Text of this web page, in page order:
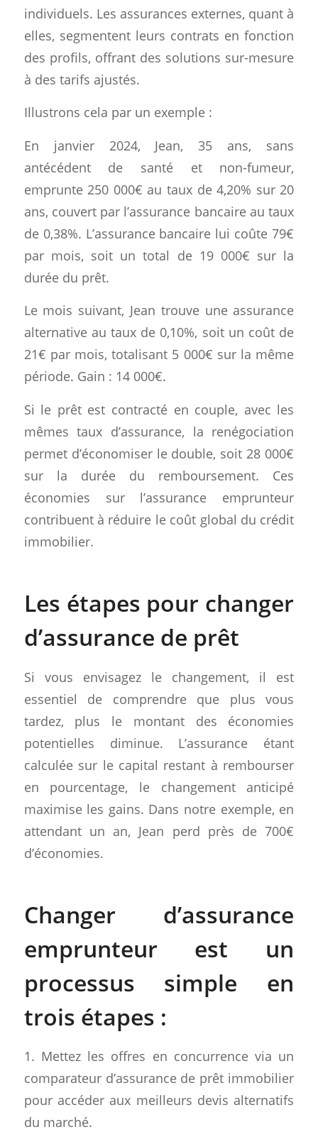
individuels. Les assurances externes, quant à
elles, segmentent leurs contrats en fonction
des profils, offrant des solutions sur-mesure
à des tarifs ajustés.
Illustrons cela par un exemple :
En janvier 2024, Jean, 35 ans, sans
antécédent de santé et non-fumeur,
emprunte 250 000€ au taux de 4,20% sur 20
ans, couvert par l’assurance bancaire au taux
de 0,38%. L’assurance bancaire lui coûte 79€
par mois, soit un total de 19 000€ sur la
durée du prêt.
Le mois suivant, Jean trouve une assurance
alternative au taux de 0,10%, soit un coût de
21€ par mois, totalisant 5 000€ sur la même
période. Gain : 14 000€.
Si le prêt est contracté en couple, avec les
mêmes taux d’assurance, la renégociation
permet d’économiser le double, soit 28 000€
sur la durée du remboursement. Ces
économies sur l’assurance emprunteur
contribuent à réduire le coût global du crédit
immobilier.
Les étapes pour changer
d’assurance de prêt
Si vous envisagez le changement, il est
essentiel de comprendre que plus vous
tardez, plus le montant des économies
potentielles diminue. L’assurance étant
calculée sur le capital restant à rembourser
en pourcentage, le changement anticipé
maximise les gains. Dans notre exemple, en
attendant un an, Jean perd près de 700€
d’économies.
Changer d’assurance
emprunteur est un
processus simple en
trois étapes :
1. Mettez les offres en concurrence via un
comparateur d’assurance de prêt immobilier
pour accéder aux meilleurs devis alternatifs
du marché.